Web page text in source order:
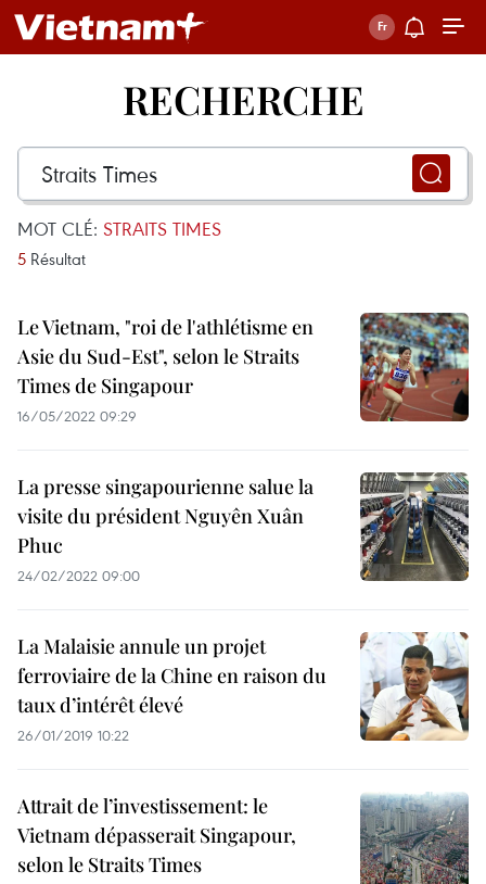
RECHERCHE
MOT CLÉ: STRAITS TIMES
5 Résultat
Le Vietnam, "roi de l'athlétisme en
Asie du Sud-Est", selon le Straits
Times de Singapour
16/05/2022 09:29
La presse singapourienne salue la
visite du président Nguyên Xuân
Phuc
24/02/2022 09:00
La Malaisie annule un projet
ferroviaire de la Chine en raison du
taux d’intérêt élevé
26/01/2019 10:22
Attrait de l’investissement: le
Vietnam dépasserait Singapour,
selon le Straits Times